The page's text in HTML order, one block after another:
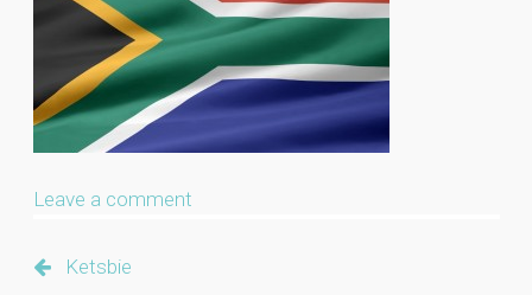
Leave a comment
Ketsbie